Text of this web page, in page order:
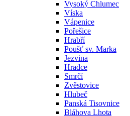
Vysoký Chlumec
Víska
Vápenice
Pořešice
Hrabří
Poušť sv. Marka
Jezvina
Hradce
Smrčí
Zvěstovice
Hlubeč
Panská Tisovnice
Bláhova Lhota